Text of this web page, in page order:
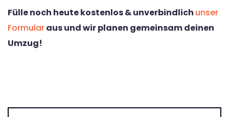
Fülle noch heute kostenlos & unverbindlich unser
Formularaus und wir planen gemeinsam deinen
Umzug!